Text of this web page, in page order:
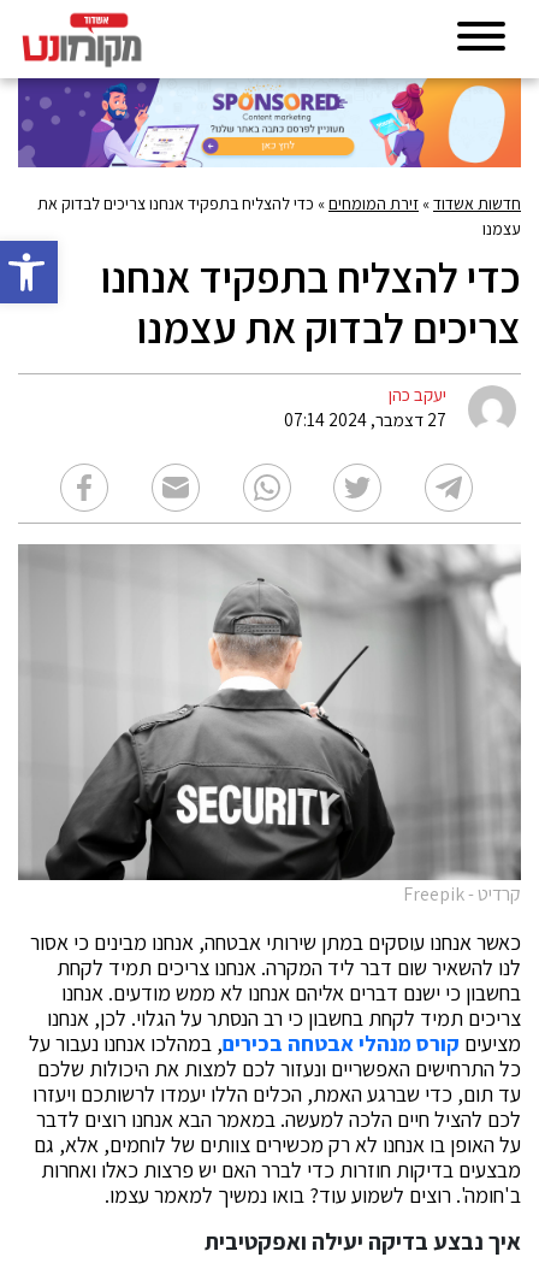
פתח
חדשות אשדוד» זירת המומחים» כדי להצליח בתפקיד אנחנו צריכים לבדוק את
עצמנו
כדי להצליח בתפקיד אנחנו
צריכים לבדוק את עצמנו
יעקב כהן
27 דצמבר, 2024 07:14
קרדיט - Freepik
כאשר אנחנו עוסקים במתן שירותי אבטחה, אנחנו מבינים כי אסור
לנו להשאיר שום דבר ליד המקרה. אנחנו צריכים תמיד לקחת
בחשבון כי ישנם דברים אליהם אנחנו לא ממש מודעים. אנחנו
צריכים תמיד לקחת בחשבון כי רב הנסתר על הגלוי. לכן, אנחנו
מציעים קורס מנהלי אבטחה בכירים, במהלכו אנחנו נעבור על
כל התרחישים האפשריים ונעזור לכם למצות את היכולות שלכם
עד תום, כדי שברגע האמת, הכלים הללו יעמדו לרשותכם ויעזרו
לכם להציל חיים הלכה למעשה. במאמר הבא אנחנו רוצים לדבר
על האופן בו אנחנו לא רק מכשירים צוותים של לוחמים, אלא, גם
מבצעים בדיקות חוזרות כדי לברר האם יש פרצות כאלו ואחרות
ב'חומה'. רוצים לשמוע עוד? בואו נמשיך למאמר עצמו.
איך נבצע בדיקה יעילה ואפקטיבית